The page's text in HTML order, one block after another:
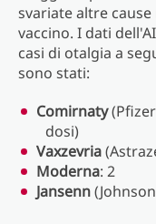
svariate altre
vaccino. I dati
casi di otalgia a
sono stati:
Comirnaty
dosi)
Vaxzevria
Moderna: 2
Jansenn